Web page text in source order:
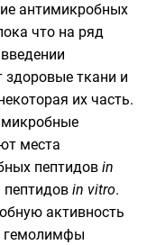
антимикробных
что на ряд
ткани и
их часть.
места
пептидов in
пептидов in vitro.
активность
гемолимфы